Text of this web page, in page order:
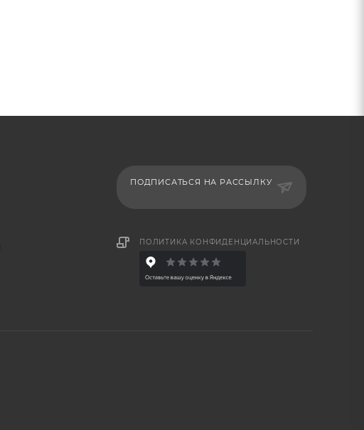
ПОДПИСАТЬСЯ НА РАССЫЛКУ
ПОЛИТИКА КОНФИДЕНЦИАЛЬНОСТИ